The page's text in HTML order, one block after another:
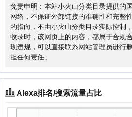
免责申明：本站小火山分类目录提供的
网络，不保证外部链接的准确性和完整
的指向，不由小火山分类目录实际控制
收录时，该网页上的内容，都属于合规
现违规，可以直接联系网站管理员进行
担任何责任。
Alexa排名/搜索流量占比